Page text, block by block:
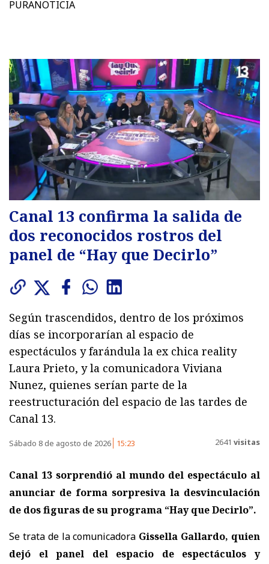
PURANOTICIA
Canal 13 confirma la salida de
dos reconocidos rostros del
panel de “Hay que Decirlo”
Según trascendidos, dentro de los próximos
días se incorporarían al espacio de
espectáculos y farándula la ex chica reality
Laura Prieto, y la comunicadora Viviana
Nunez, quienes serían parte de la
reestructuración del espacio de las tardes de
Canal 13.
Sábado 8 de agosto de 2026 15:23 2641 visitas
Canal 13 sorprendió al mundo del espectáculo al
anunciar de forma sorpresiva la desvinculación
de dos figuras de su programa “Hay que Decirlo”.
Se trata de la comunicadora Gissella Gallardo, quien
dejó el panel del espacio de espectáculos y